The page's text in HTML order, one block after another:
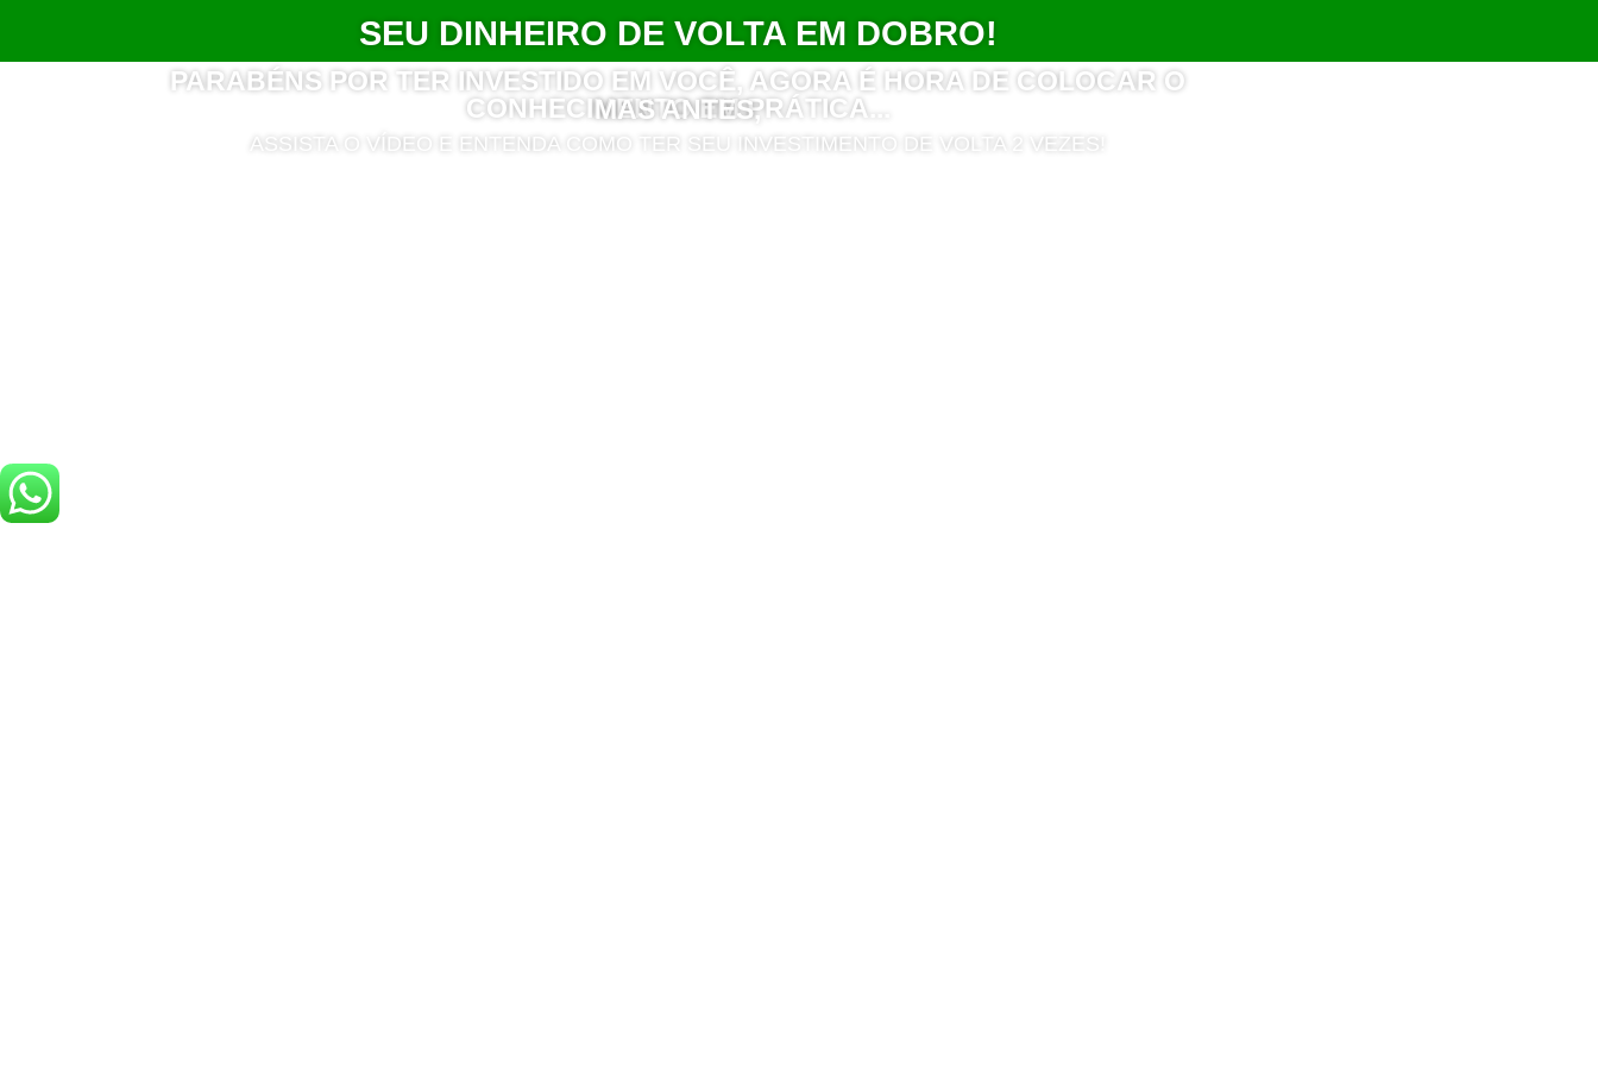
SEU DINHEIRO DE VOLTA EM DOBRO!
PARABÉNS POR TER INVESTIDO EM VOCÊ, AGORA É HORA DE COLOCAR O
CONHECIMENTO EM PRÁTICA...
MAS ANTES,
ASSISTA O VÍDEO E ENTENDA COMO TER SEU INVESTIMENTO DE VOLTA 2 VEZES!